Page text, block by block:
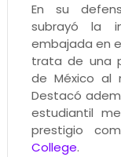
En su
subrayó la
embajada en
trata de una
de México al
Destacó
estudiantil
prestigio
College.